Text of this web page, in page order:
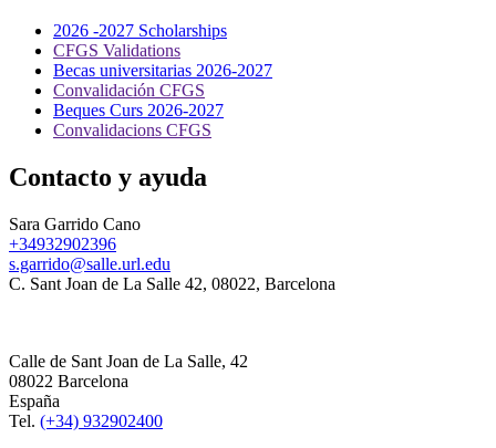
2026 -2027 Scholarships
CFGS Validations
Becas universitarias 2026-2027
Convalidación CFGS
Beques Curs 2026-2027
Convalidacions CFGS
Contacto y ayuda
Sara Garrido Cano
+34932902396
s.garrido@salle.url.edu
C. Sant Joan de La Salle 42, 08022, Barcelona
Calle de Sant Joan de La Salle, 42
08022 Barcelona
España
Tel. (+34) 932902400